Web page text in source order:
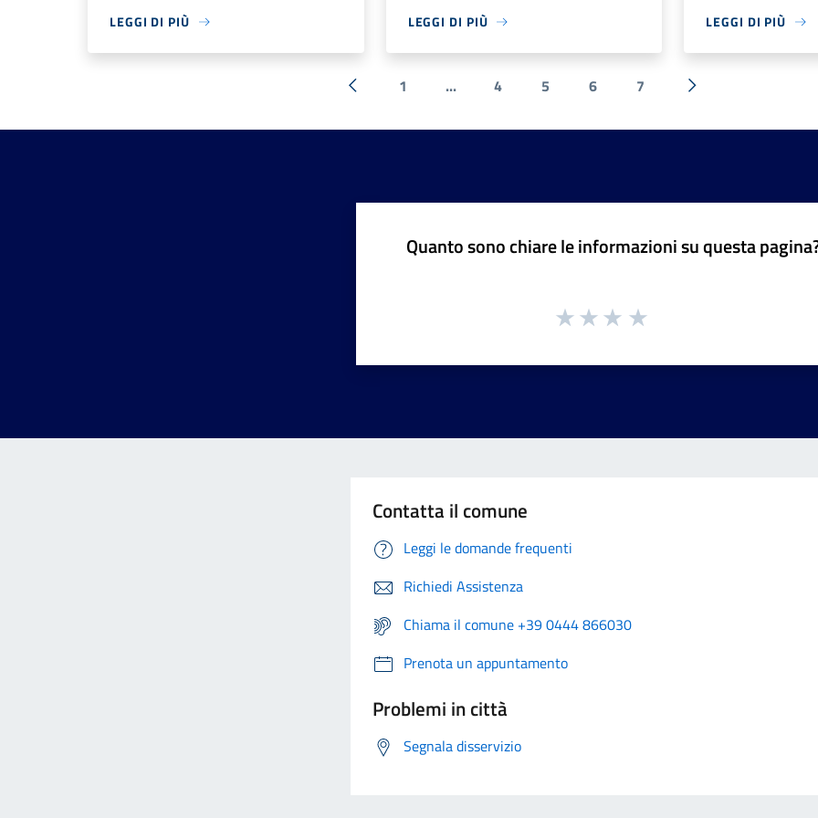
LEGGI DI PIÙ LEGGI DI PIÙ LEGGI DI PIÙ
« Precedente
1 ... 4 5 6 7
Successiva »
Quanto sono chiare le informazioni su questa
Contatta il comune
Leggi le domande frequenti
Richiedi Assistenza
Chiama il comune +39 0444 866030
Prenota un appuntamento
Problemi in città
Segnala disservizio